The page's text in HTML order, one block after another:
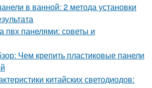
в ванной: 2 метода установки
пвх панелями: советы и
Чем крепить пластиковые панели
китайских светодиодов: